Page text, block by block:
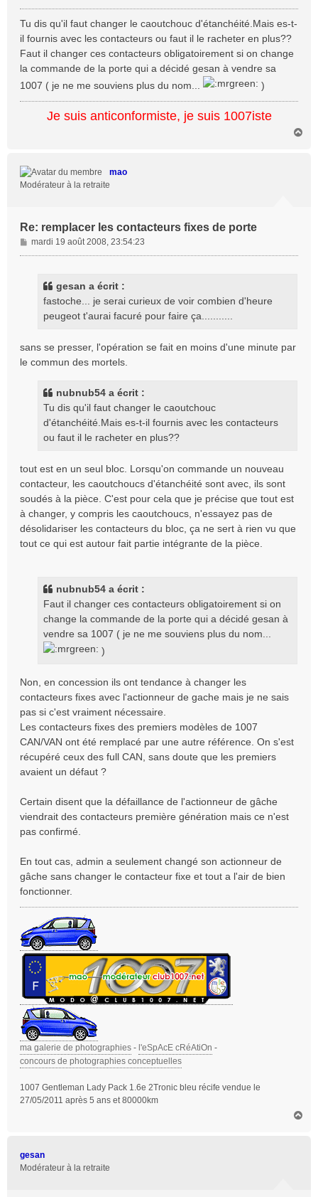
e
s
s
g
e
Tu dis qu'il faut changer le caoutchouc d'étanchéité.Mais es-t-
il fournis avec les contacteurs ou faut il le racheter en plus??
Faut il changer ces contacteurs obligatoirement si on change
la commande de la porte qui a décidé gesan à vendre sa
1007 ( je ne me souviens plus du nom...
)
Je suis anticonformiste, je suis 1007iste
mao
Modérateur à la retraite
Re: remplacer les contacteurs fixes de porte
M
e
mardi 19 août 2008, 23:54:23
gesan a écrit :
fastoche... je serai curieux de voir combien d'heure
peugeot t'aurai facuré pour faire ça...........
sans se presser, l'opération se fait en moins d'une minute par
le commun des mortels.
nubnub54 a écrit :
Tu dis qu'il faut changer le caoutchouc
d'étanchéité.Mais es-t-il fournis avec les contacteurs
ou faut il le racheter en plus??
tout est en un seul bloc. Lorsqu'on commande un nouveau
contacteur, les caoutchoucs d'étanchéité sont avec, ils sont
soudés à la pièce. C'est pour cela que je précise que tout est
à changer, y compris les caoutchoucs, n'essayez pas de
désolidariser les contacteurs du bloc, ça ne sert à rien vu que
tout ce qui est autour fait partie intégrante de la pièce.
nubnub54 a écrit :
Faut il changer ces contacteurs obligatoirement si on
change la commande de la porte qui a décidé gesan à
vendre sa 1007 ( je ne me souviens plus du nom...
)
Non, en concession ils ont tendance à changer les
contacteurs fixes avec l'actionneur de gache mais je ne sais
pas si c'est vraiment nécessaire.
Les contacteurs fixes des premiers modèles de 1007
CAN/VAN ont été remplacé par une autre référence. On s'est
récupéré ceux des full CAN, sans doute que les premiers
avaient un défaut ?
Certain disent que la défaillance de l'actionneur de gâche
viendrait des contacteurs première génération mais ce n'est
pas confirmé.
En tout cas, admin a seulement changé son actionneur de
gâche sans changer le contacteur fixe et tout a l'air de bien
fonctionner.
ma galerie de photographies - l'eSpAcE cRéAtiOn -
concours de photographies conceptuelles
1007 Gentleman Lady Pack 1.6e 2Tronic bleu récife vendue le
27/05/2011 après 5 ans et 80000km
gesan
Modérateur à la retraite